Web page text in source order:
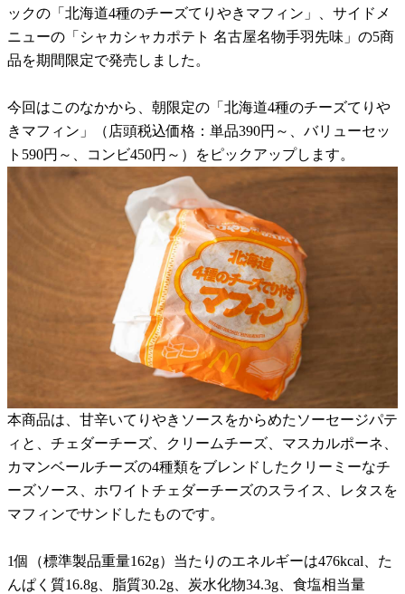
ックの「北海道4種のチーズてりやきマフィン」、サイドメ
ニューの「シャカシャカポテト 名古屋名物手羽先味」の5商
品を期間限定で発売しました。
今回はこのなかから、朝限定の「北海道4種のチーズてりや
きマフィン」（店頭税込価格：単品390円～、バリューセッ
ト590円～、コンビ450円～）をピックアップします。
本商品は、甘辛いてりやきソースをからめたソーセージパテ
ィと、チェダーチーズ、クリームチーズ、マスカルポーネ、
カマンベールチーズの4種類をブレンドしたクリーミーなチ
ーズソース、ホワイトチェダーチーズのスライス、レタスを
マフィンでサンドしたものです。
1個（標準製品重量162g）当たりのエネルギーは476kcal、た
んぱく質16.8g、脂質30.2g、炭水化物34.3g、食塩相当量